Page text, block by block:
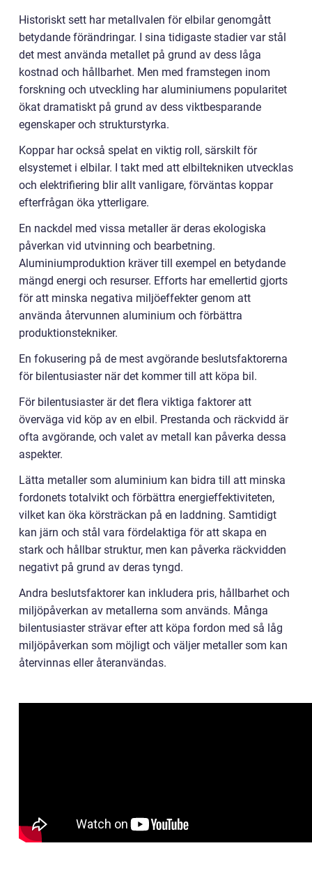
Historiskt sett har metallvalen för elbilar genomgått
betydande förändringar. I sina tidigaste stadier var stål
det mest använda metallet på grund av dess låga
kostnad och hållbarhet. Men med framstegen inom
forskning och utveckling har aluminiumens popularitet
ökat dramatiskt på grund av dess viktbesparande
egenskaper och strukturstyrka.
Koppar har också spelat en viktig roll, särskilt för
elsystemet i elbilar. I takt med att elbiltekniken utvecklas
och elektrifiering blir allt vanligare, förväntas koppar
efterfrågan öka ytterligare.
En nackdel med vissa metaller är deras ekologiska
påverkan vid utvinning och bearbetning.
Aluminiumproduktion kräver till exempel en betydande
mängd energi och resurser. Efforts har emellertid gjorts
för att minska negativa miljöeffekter genom att
använda återvunnen aluminium och förbättra
produktionstekniker.
En fokusering på de mest avgörande beslutsfaktorerna
för bilentusiaster när det kommer till att köpa bil.
För bilentusiaster är det flera viktiga faktorer att
överväga vid köp av en elbil. Prestanda och räckvidd är
ofta avgörande, och valet av metall kan påverka dessa
aspekter.
Lätta metaller som aluminium kan bidra till att minska
fordonets totalvikt och förbättra energieffektiviteten,
vilket kan öka körsträckan på en laddning. Samtidigt
kan järn och stål vara fördelaktiga för att skapa en
stark och hållbar struktur, men kan påverka räckvidden
negativt på grund av deras tyngd.
Andra beslutsfaktorer kan inkludera pris, hållbarhet och
miljöpåverkan av metallerna som används. Många
bilentusiaster strävar efter att köpa fordon med så låg
miljöpåverkan som möjligt och väljer metaller som kan
återvinnas eller återanvändas.